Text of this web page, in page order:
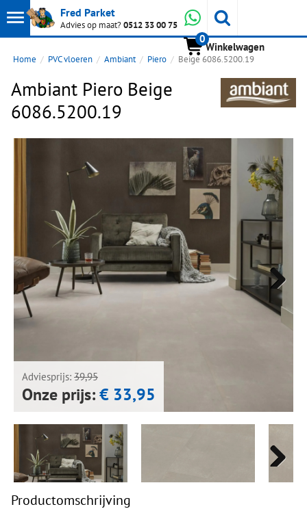
Toon
hoofdmenu
Fred Parket
Advies op maat?0512 33 00 75 Whatsapp
0
Winkelwagen
Home PVC vloeren Ambiant Piero Beige 6086.5200.19
Ambiant Piero Beige
6086.5200.19
Adviesprijs: 39,95
Onze prijs:€ 33,95
Next
Next
Next
Next
Productomschrijving